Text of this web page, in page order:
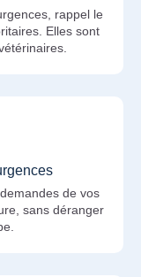
rappel le
Elles sont
de vos
sans déranger